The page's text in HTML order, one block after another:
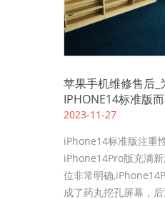
苹果手机维修售后_
IPHONE14标准版
2023-11-27
iPhone14标准版注重
iPhone14Pro版充满
位非常明确
成了药丸挖孔屏幕，